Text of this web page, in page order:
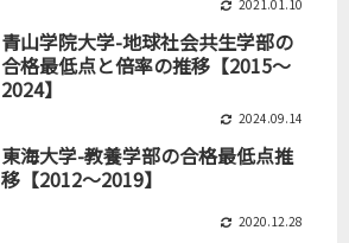
2021.01.10
青山学院大学-地球社会共生学部の
合格最低点と倍率の推移【2015～
2024】
2024.09.14
東海大学-教養学部の合格最低点推
移【2012～2019】
2020.12.28